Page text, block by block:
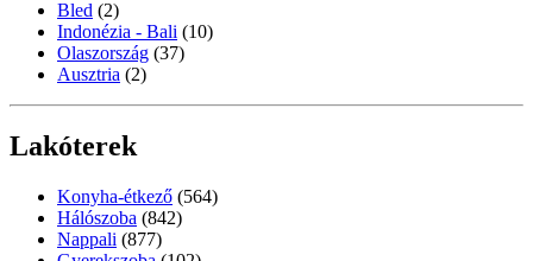
Bled (2)
Indonézia - Bali (10)
Olaszország (37)
Ausztria (2)
Lakóterek
Konyha-étkező (564)
Hálószoba (842)
Nappali (877)